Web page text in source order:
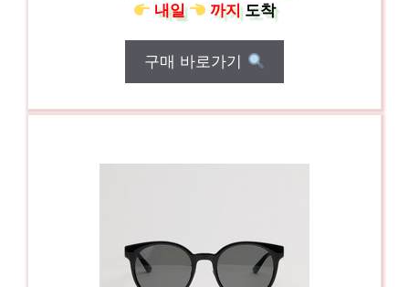
내일
까지도착
구매 바로가기